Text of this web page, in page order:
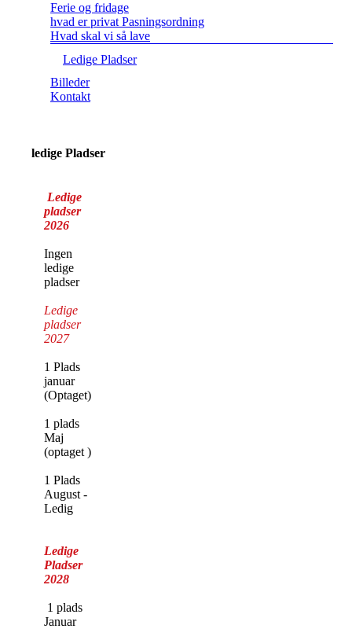
Ferie og fridage
hvad er privat Pasningsordning
Hvad skal vi så lave
Ledige Pladser
Billeder
Kontakt
ledige Pladser
Ledige
pladser
2026
Ingen
ledige
pladser
Ledige
pladser
2027
1 Plads
januar
(Optaget)
1 plads
Maj
(optaget )
1 Plads
August -
Ledig
Ledige
Pladser
2028
1 plads
Januar